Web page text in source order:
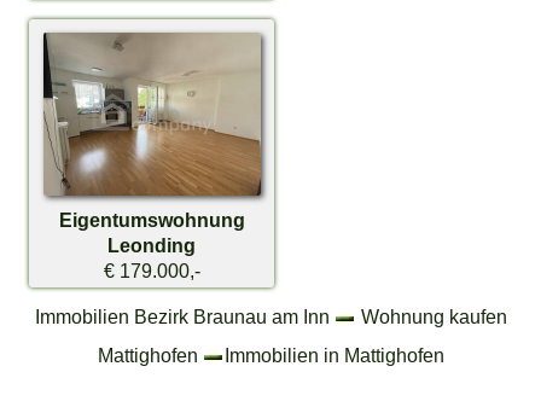
Eigentumswohnung
Leonding
€ 179.000,-
Immobilien Bezirk Braunau am Inn
Wohnung kaufen
Mattighofen
Immobilien in Mattighofen